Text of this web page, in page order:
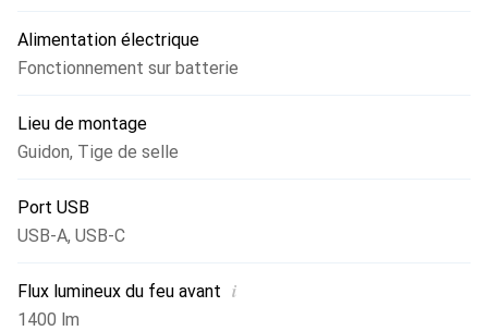
Alimentation électrique
Fonctionnement sur batterie
Lieu de montage
Guidon, Tige de selle
Port USB
USB-A, USB-C
Flux lumineux du feu avant i
1400 lm